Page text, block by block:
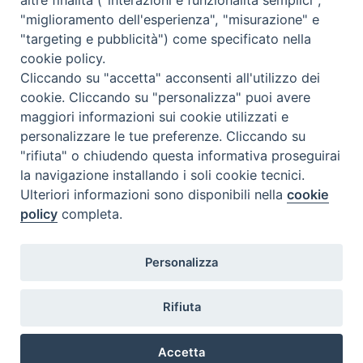
Piazza Mario Dottori, 14
02047 Poggio Mirteto (Rieti)
diocesi@diocesisabina.it
"miglioramento dell'esperienza", "misurazione" e
"targeting e pubblicità") come specificato nella
cookie policy.
Cliccando su "accetta" acconsenti all'utilizzo dei
cookie. Cliccando su "personalizza" puoi avere
maggiori informazioni sui cookie utilizzati e
personalizzare le tue preferenze. Cliccando su
"rifiuta" o chiudendo questa informativa proseguirai
la navigazione installando i soli cookie tecnici.
Ulteriori informazioni sono disponibili nellacookie
policy completa.
Personalizza
Rifiuta
Accetta